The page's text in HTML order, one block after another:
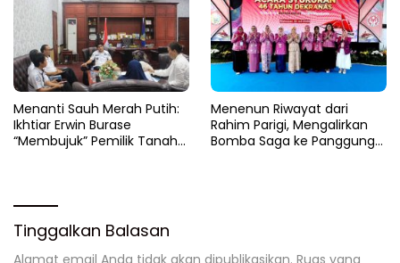
Menanti Sauh Merah Putih:
Ikhtiar Erwin Burase
“Membujuk” Pemilik Tanah
​Menenun Riwayat dari
Rahim Parigi, Mengalirkan
Bomba Saga ke Panggung
Tinggalkan Balasan
Alamat email Anda tidak akan dipublikasikan. Ruas yang